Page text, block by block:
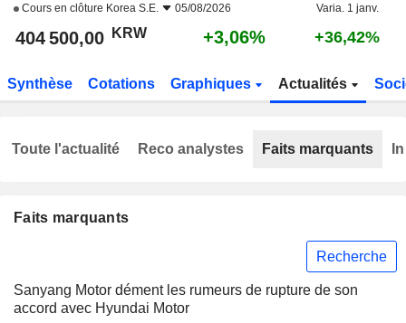
Cours en clôture Korea S.E. 05/08/2026 Varia. 1 janv.
404 500,00 KRW +3,06% +36,42%
Synthèse Cotations Graphiques Actualités
Faits marquants
Recherche
Sanyang Motor dément les rumeurs de rupture de son
accord avec Hyundai Motor
Toute l'actualité Reco analystes Faits marquants